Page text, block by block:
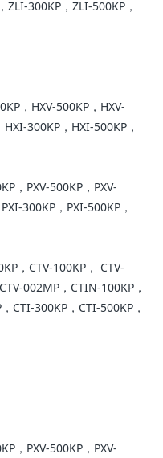
300KP，ZLI-500KP，
，HXV-500KP，HXV-
300KP，HXI-500KP，
，PXV-500KP，PXV-
300KP，PXI-500KP，
，CTV-100KP， CTV-
002MP，CTIN-100KP，
CTI-300KP，CTI-500KP，
，PXV-500KP，PXV-